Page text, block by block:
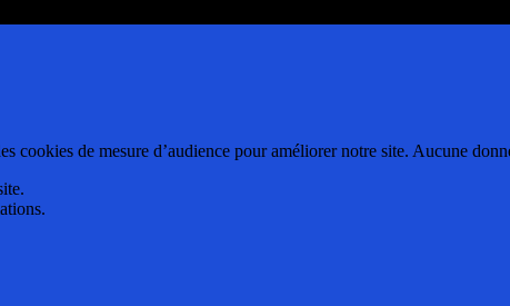
cookies de mesure d’audience pour améliorer notre site. Aucune